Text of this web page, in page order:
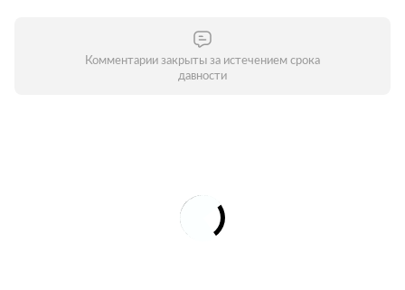
Комментарии закрыты за истечением срока
давности